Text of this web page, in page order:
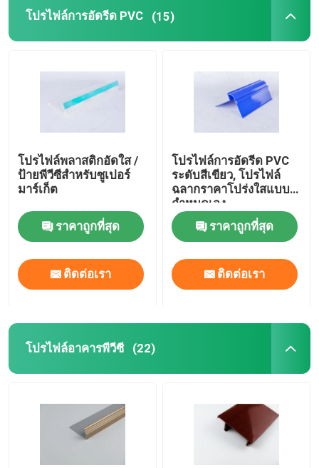
โปรไฟล์การอัดรีด PVC (15)
โปรไฟล์พลาสติกอัดใส /
ป้ายพีวีซีสำหรับซูเปอร์
มาร์เก็ต
ราคาถูกที่สุด
ติดต่อเรา
โปรไฟล์การอัดรีด PVC
ระดับสีเขียว, โปรไฟล์
ฉลากราคาโปร่งใสแบบ
กำหนดเอง
ราคาถูกที่สุด
ติดต่อเรา
โปรไฟล์อาคารพีวีซี (22)